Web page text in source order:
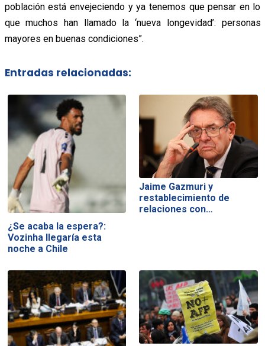
población está envejeciendo y ya tenemos que pensar en lo
que muchos han llamado la ‘nueva longevidad’: personas
mayores en buenas condiciones”.
Entradas relacionadas:
¿Se acaba la espera?:
Vozinha llegaría esta
noche a Chile
Jaime Gazmuri y
restablecimiento de
relaciones con…